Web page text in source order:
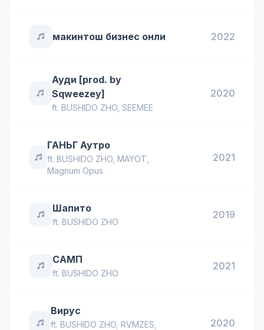
макинтош бизнес онли 2022
Ауди [prod. by
Sqweezey]
ft. BUSHIDO ZHO, SEEMEE
2020
ГАНЬГ Аутро
ft.BUSHIDO ZHO ,MAYOT
Magnum Opus
2021
Шапито
ft. BUSHIDO ZHO
2019
САМП
ft. BUSHIDO ZHO
2021
Вирус
ft.BUSHIDO ZHO ,RVMZES 2020